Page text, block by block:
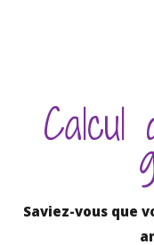
Calcul
Saviez-vous que